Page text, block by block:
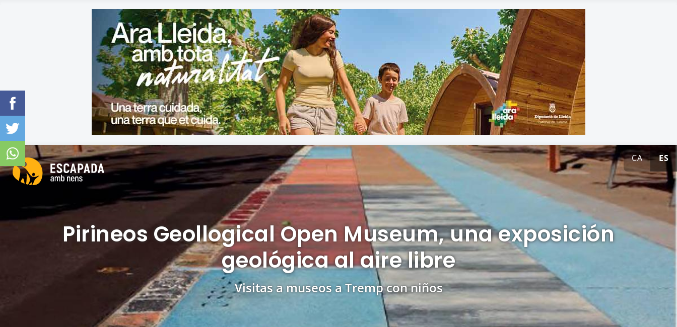
CA ES
Pirineos Geollogical Open Museum, una exposición
geológica al aire libre
Visitas a museos a Tremp con niños